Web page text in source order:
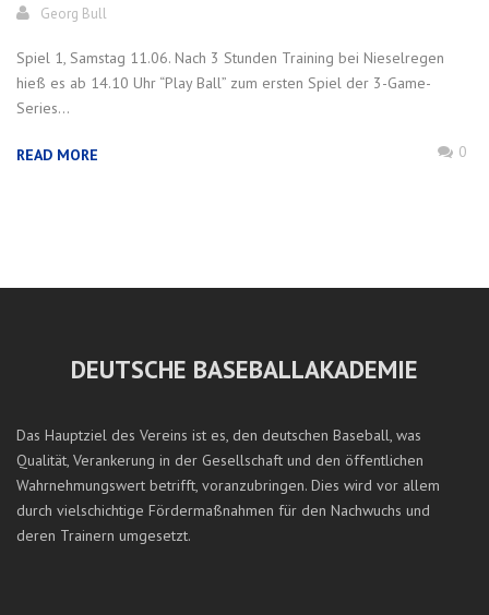
Georg Bull
Spiel 1, Samstag 11.06. Nach 3 Stunden Training bei Nieselregen
hieß es ab 14.10 Uhr “Play Ball” zum ersten Spiel der 3-Game-
Series...
READ MORE 0
DEUTSCHE BASEBALLAKADEMIE
Das Hauptziel des Vereins ist es, den deutschen Baseball, was
Qualität, Verankerung in der Gesellschaft und den öffentlichen
Wahrnehmungswert betrifft, voranzubringen. Dies wird vor allem
durch vielschichtige Fördermaßnahmen für den Nachwuchs und
deren Trainern umgesetzt.